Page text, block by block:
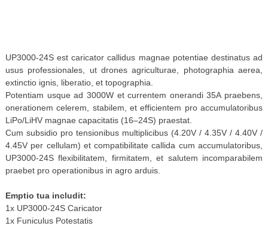
UP3000-24S est caricator callidus magnae potentiae destinatus ad
usus professionales, ut drones agriculturae, photographia aerea,
extinctio ignis, liberatio, et topographia.
Potentiam usque ad 3000W et currentem onerandi 35A praebens,
onerationem celerem, stabilem, et efficientem pro accumulatoribus
LiPo/LiHV magnae capacitatis (16–24S) praestat.
Cum subsidio pro tensionibus multiplicibus (4.20V / 4.35V / 4.40V /
4.45V per cellulam) et compatibilitate callida cum accumulatoribus,
UP3000-24S flexibilitatem, firmitatem, et salutem incomparabilem
praebet pro operationibus in agro arduis.
Emptio tua includit:
1x UP3000-24S Caricator
1x Funiculus Potestatis